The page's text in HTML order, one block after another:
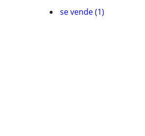
se vende (1)